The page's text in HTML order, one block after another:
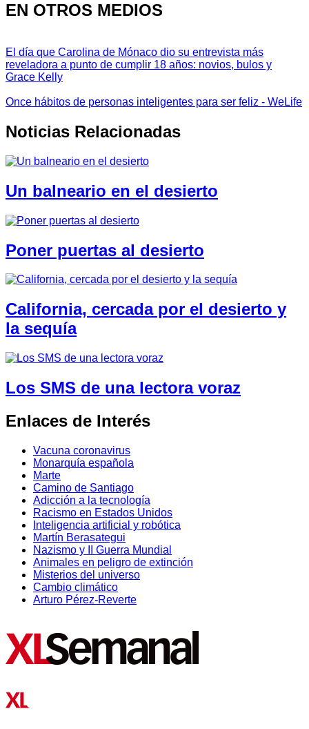
EN OTROS MEDIOS
El día que Carolina de Mónaco dio su entrevista más
reveladora a punto de cumplir 18 años: novios, bulos y
Grace Kelly
Once hábitos de personas inteligentes para ser feliz - WeLife
Noticias Relacionadas
Un balneario en el desierto
Poner puertas al desierto
California, cercada por el desierto y
la sequía
Los SMS de una lectora voraz
Enlaces de Interés
Vacuna coronavirus
Monarquía española
Marte
Camino de Santiago
Adicción a la tecnología
Racismo en Estados Unidos
Inteligencia artificial y robótica
Martín Berasategui
Nazismo y II Guerra Mundial
Animales en peligro de extinción
Misterios del universo
Cambio climático
Arturo Pérez-Reverte